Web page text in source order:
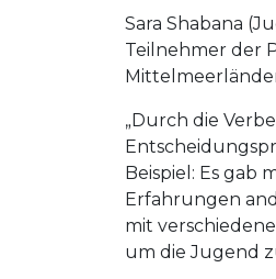
Sara Shabana
Teilnehmer der
„Durch die
Beispiel: Es
Erfahrungen
mit
um die Jugend